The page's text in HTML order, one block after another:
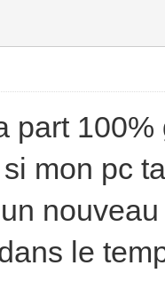
part
mon pc
le